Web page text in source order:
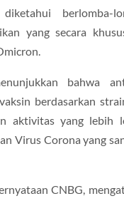
berlomba-
yang secara
bahwa
berdasarkan
aktivitas yang lebih
Virus Corona yang
CNBG,